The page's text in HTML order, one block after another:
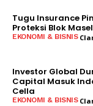
Tugu Insurance
Proteksi Blok
EKONOMI & BISNIS
Investor Global
Capital Masuk
Cella
EKONOMI & BISNIS